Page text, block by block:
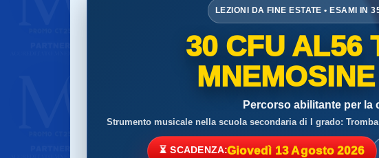
LEZIONI DA FINE ESTATE • ESAMI IN
30 CFU AL56
Percorso abilitante per la
Strumento musicale nella scuola secondaria di I grado:
⏳ SCADENZA:Giovedì 13 Agosto 2026